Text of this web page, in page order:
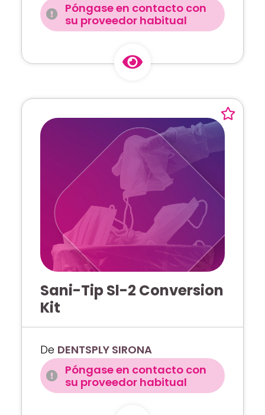
Póngase en contacto con
su proveedor habitual
Sani-Tip Sl-2 Conversion
Kit
De DENTSPLY SIRONA
Póngase en contacto con
su proveedor habitual